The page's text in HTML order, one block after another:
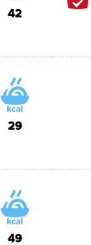
42
29
49